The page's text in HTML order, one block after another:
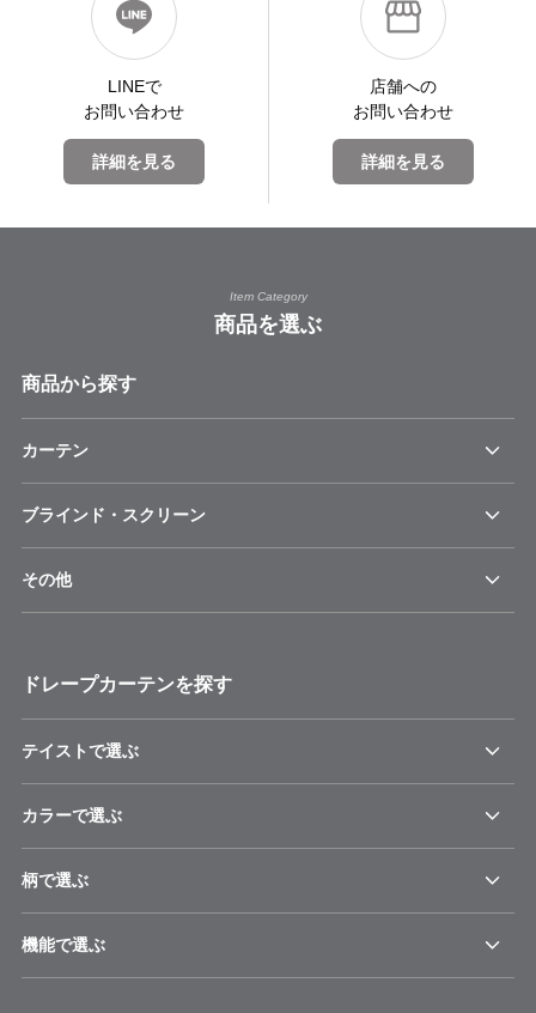
LINEで
お問い合わせ
詳細を見る
店舗への
お問い合わせ
詳細を見る
Item Category
商品を選ぶ
商品から探す
カーテン
ブラインド・スクリーン
その他
ドレープカーテンを探す
テイストで選ぶ
カラーで選ぶ
柄で選ぶ
機能で選ぶ